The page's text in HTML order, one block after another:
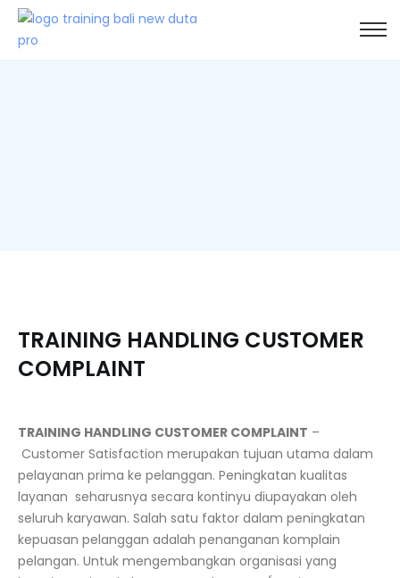
TRAINING HANDLING CUSTOMER
COMPLAINT
TRAINING HANDLING CUSTOMER COMPLAINT –
Customer Satisfaction merupakan tujuan utama dalam
pelayanan prima ke pelanggan. Peningkatan kualitas
layanan seharusnya secara kontinyu diupayakan oleh
seluruh karyawan. Salah satu faktor dalam peningkatan
kepuasan pelanggan adalah penanganan komplain
pelangan. Untuk mengembangkan organisasi yang